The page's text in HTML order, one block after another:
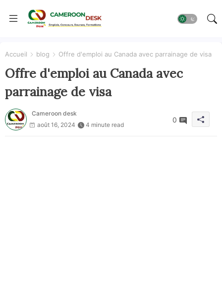
Accueil blog Offre d'emploi au Canada avec parrainage de visa
Offre d'emploi au Canada avec
parrainage de visa
Cameroon desk
août 16, 2024
4 minute read
0